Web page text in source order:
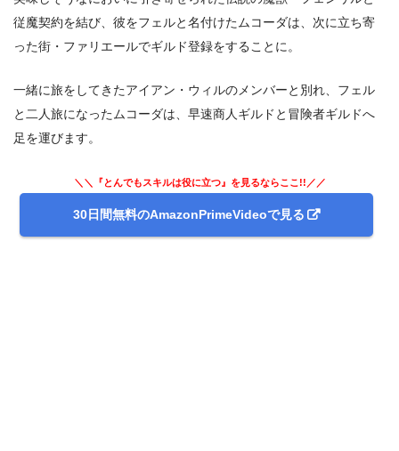
2.3食わず嫌いと狩りの成果
2.4黒毛和牛でパワー増強？
め
従魔契約を結び、彼をフェルと名付けたムコーダは、次に立ち寄
った街・ファリエールでギルド登録をすることに。
一緒に旅をしてきたアイアン・ウィルのメンバーと別れ、フェル
と二人旅になったムコーダは、早速商人ギルドと冒険者ギルドへ
足を運びます。
＼＼『とんでもスキルは役に立つ』を見るならここ!!／／
30日間無料のAmazonPrimeVideoで見る